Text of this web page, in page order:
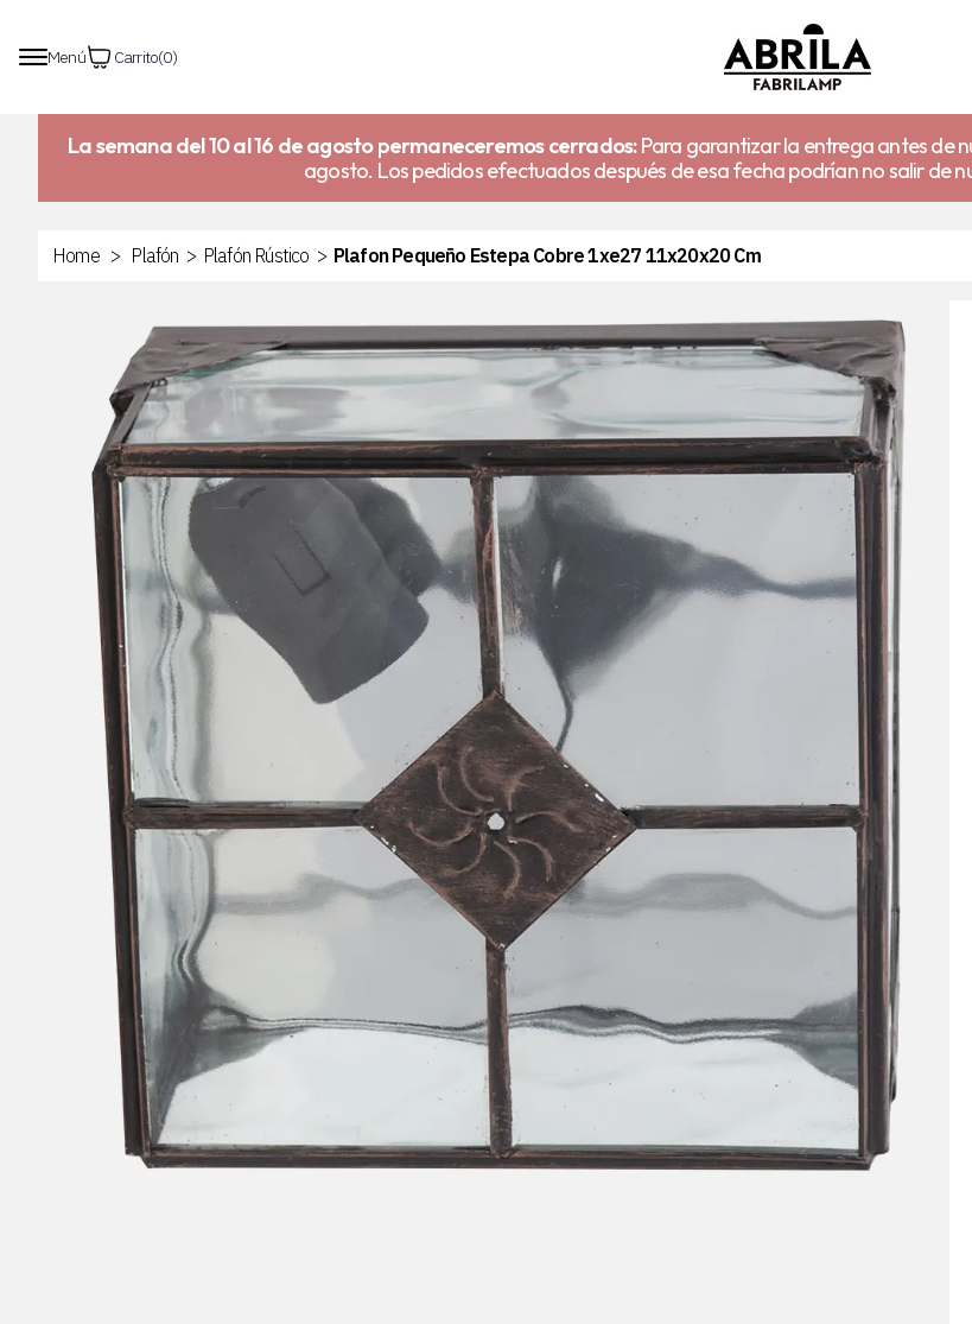
Menú Carrito(0)
La semana del 10 al 16 de agosto permaneceremos cerrados:Para garantizar la entrega antes de
agosto. Los pedidos efectuados después de esa fecha podrían no salir de
Home > Plafón > Plafón Rústico > Plafon Pequeño Estepa Cobre 1xe27 11x20x20 Cm